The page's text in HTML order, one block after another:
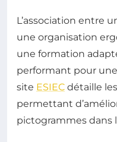
L’association entre
une organisation
une formation
performant pour
site ESIEC détaille
permettant
pictogrammes dans